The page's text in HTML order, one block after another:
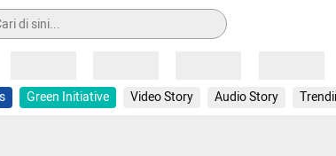
Green Initiative Video Story Audio Story